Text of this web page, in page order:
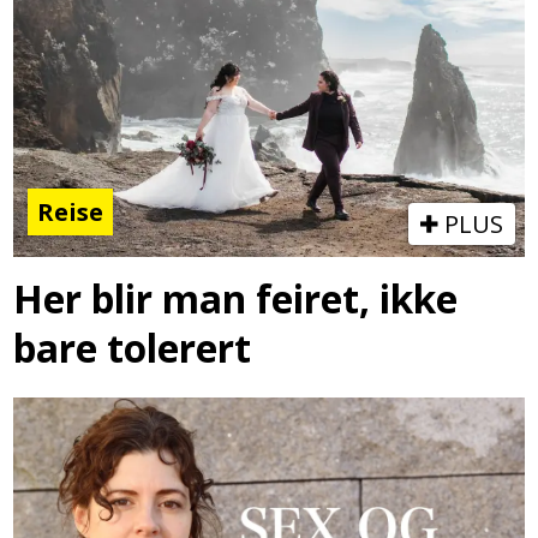
Reise PLUS
Her blir man feiret, ikke
bare tolerert